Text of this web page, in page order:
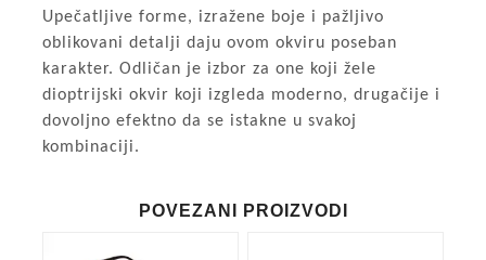
Upečatljive forme, izražene boje i pažljivo
oblikovani detalji daju ovom okviru poseban
karakter. Odličan je izbor za one koji žele
dioptrijski okvir koji izgleda moderno, drugačije i
dovoljno efektno da se istakne u svakoj
kombinaciji.
POVEZANI PROIZVODI